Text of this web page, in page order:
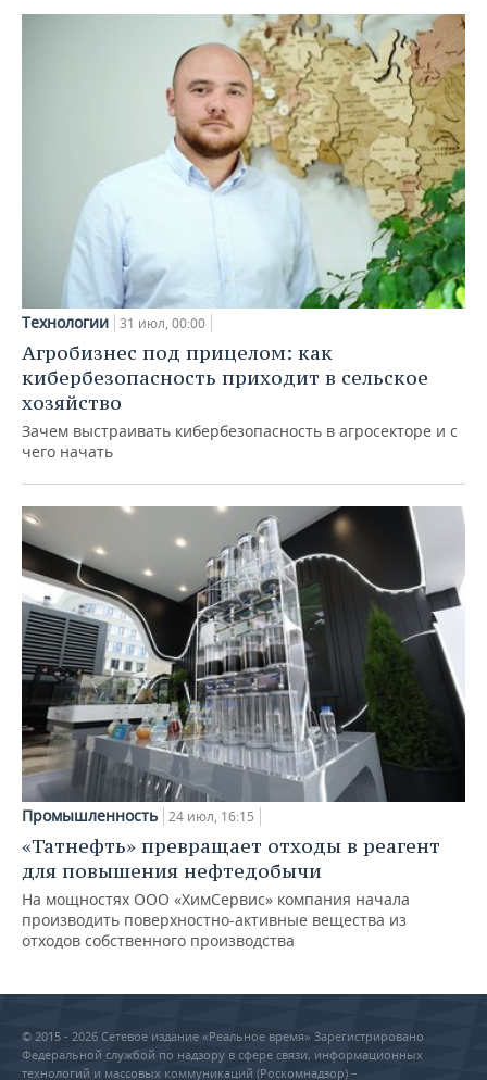
Технологии 31 июл, 00:00
Агробизнес под прицелом: как
кибербезопасность приходит в сельское
хозяйство
Зачем выстраивать кибербезопасность в агросекторе и с
чего начать
Промышленность 24 июл, 16:15
«Татнефть» превращает отходы в реагент
для повышения нефтедобычи
На мощностях ООО «ХимСервис» компания начала
производить поверхностно-активные вещества из
отходов собственного производства
© 2015 - 2026 Сетевое издание «Реальное время» Зарегистрировано
Федеральной службой по надзору в сфере связи, информационных
технологий и массовых коммуникаций (Роскомнадзор) –